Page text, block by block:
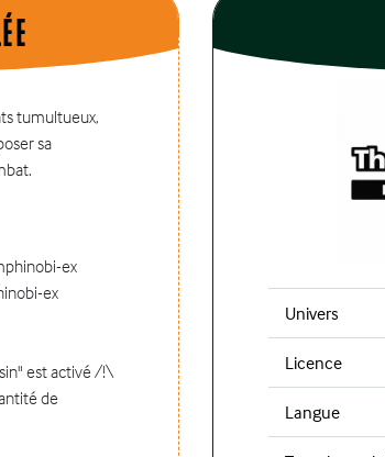
tumultueux,
sa
ex
ex
est activé /!\
de
Univers
Licence
Langue